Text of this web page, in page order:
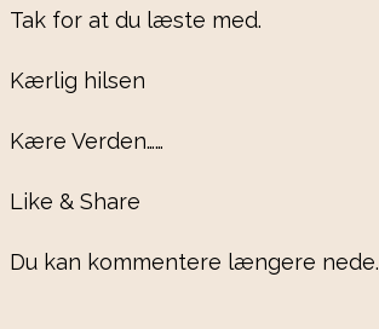
Tak for at du læste med.
Kærlig hilsen
Kære Verden……
Like & Share
Du kan kommentere længere nede.